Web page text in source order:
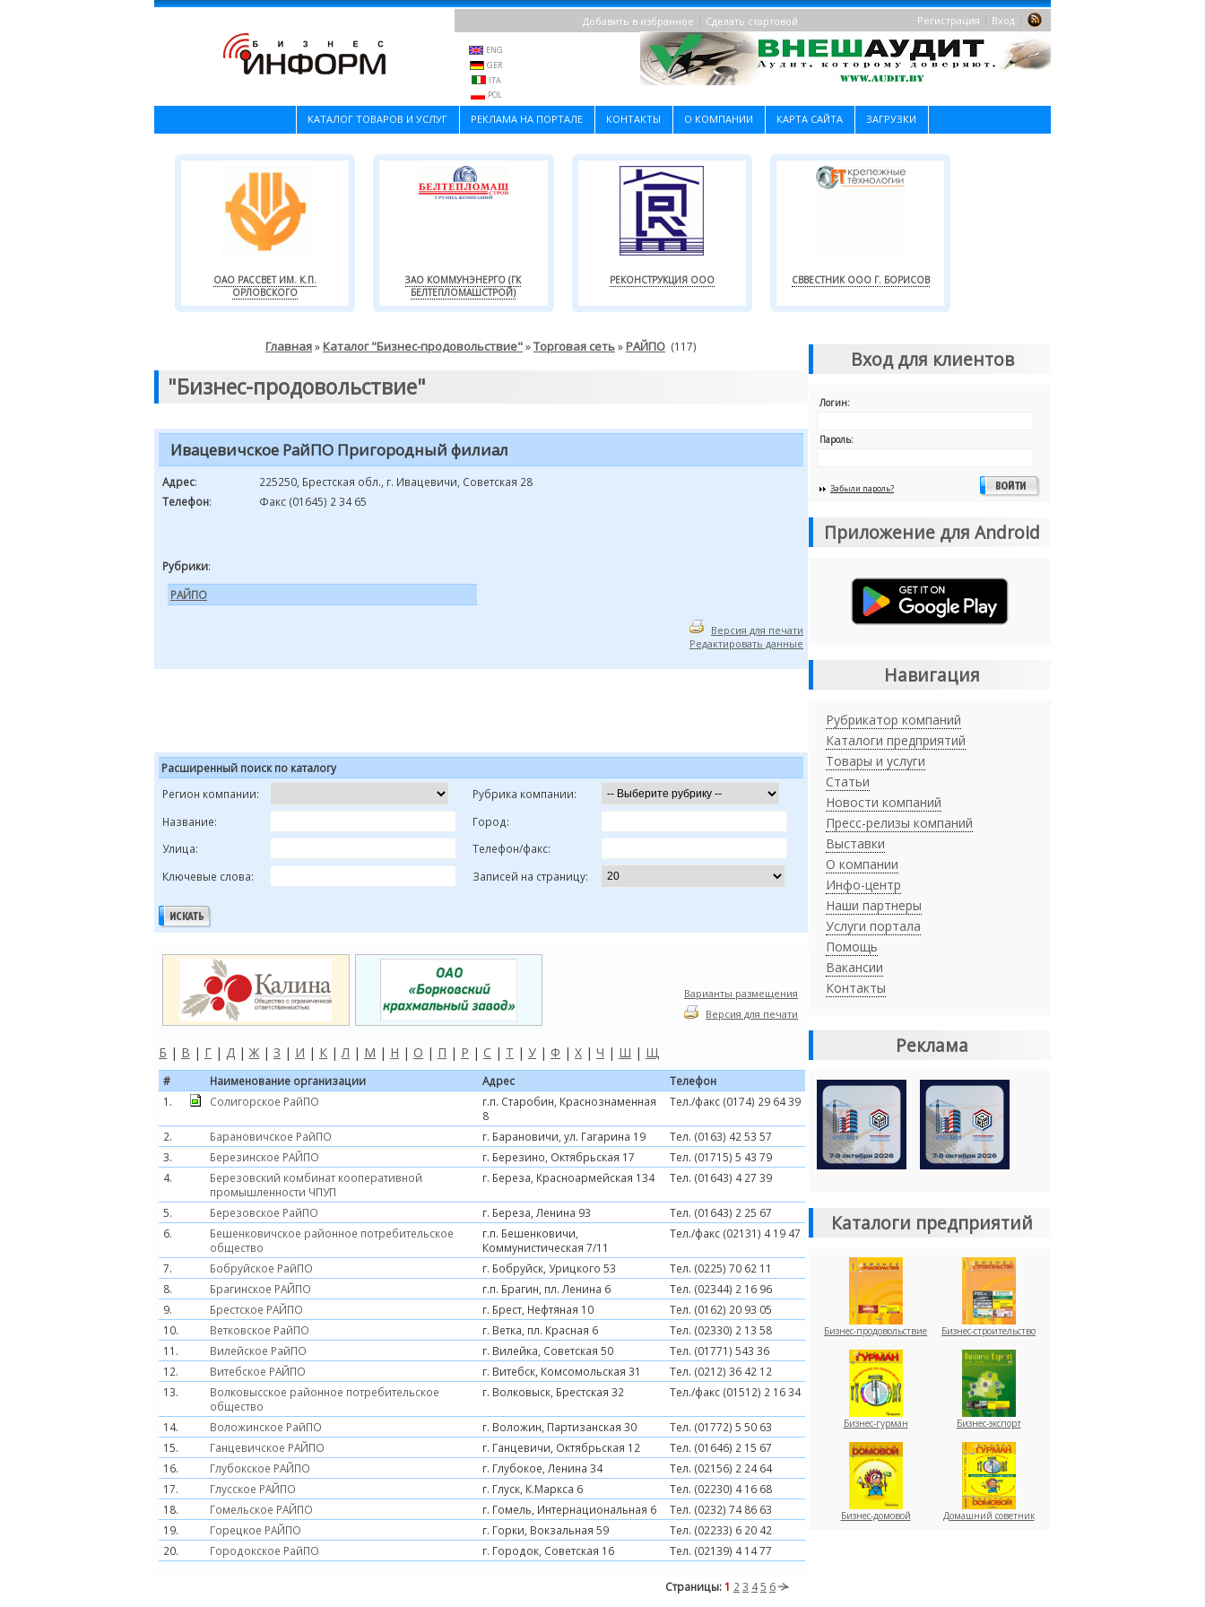
Регистрация Вход
Добавить в избранное Сделать стартовой
ENG
GER
ITA
POL
КАТАЛОГ ТОВАРОВ И УСЛУГ РЕКЛАМА НА ПОРТАЛЕ КОНТАКТЫ О КОМПАНИИ КАРТА САЙТА ЗАГРУЗКИ
ОАО РАССВЕТ ИМ. К.П.
ОРЛОВСКОГО
ЗАО КОММУНЭНЕРГО (ГК
БЕЛТЕПЛОМАШСТРОЙ)
РЕКОНСТРУКЦИЯ ООО СВВЕСТНИК ООО Г. БОРИСОВ
Главная» Каталог "Бизнес-продовольствие"»Торговая сеть» РАЙПО (117)
"Бизнес-продовольствие"
Ивацевичское РайПО Пригородный филиал
Адрес:
225250, Брестская обл., г. Ивацевичи, Советская 28
Телефон: Факс (01645) 2 34 65
Рубрики:
РАЙПО
Версия для печати
Редактировать данные
Расширенный поиск по каталогу
Регион компании:
Рубрика компании:
Название:
Город:
Улица:
Телефон/факс:
Ключевые слова:
Записей на страницу:
Варианты размещения
Версия для печати
Б | В | Г | Д | Ж | З | И | К |Л | М | Н | О | П | Р | С | Т | У | Ф | Х | Ч | Ш | Щ
# Наименование организации Адрес
Телефон
1.
Солигорское РайПО
г.п. Старобин, Краснознаменная
8
Тел./факс (0174) 29 64 39
2. Барановичское РайПО г. Барановичи, ул. Гагарина 19
Тел. (0163) 42 53 57
3.
Березинское РАЙПО г. Березино, Октябрьская 17
Тел. (01715) 5 43 79
4.
Березовский комбинат кооперативной
промышленности ЧПУП
г. Береза, Красноармейская 134 Тел. (01643) 4 27 39
5. Березовское РайПО г. Береза, Ленина 93
Тел. (01643) 2 25 67
6.
Бешенковичское районное потребительское
общество
г.п. Бешенковичи,
Коммунистическая 7/11
Тел./факс (02131) 4 19 47
7. Бобруйское РайПО г. Бобруйск, Урицкого 53
Тел. (0225) 70 62 11
8.
Брагинское РАЙПО г.п. Брагин, пл. Ленина 6
Тел. (02344) 2 16 96
9.
Брестское РАЙПО г. Брест, Нефтяная 10
Тел. (0162) 20 93 05
10.
Ветковское РайПО г. Ветка, пл. Красная 6
Тел. (02330) 2 13 58
11.
Вилейское РайПО г. Вилейка, Советская 50
Тел. (01771) 543 36
12.
Витебское РАЙПО г. Витебск, Комсомольская 31
Тел. (0212) 36 42 12
13.
Волковысское районное потребительское
общество
г. Волковыск, Брестская 32 Тел./факс (01512) 2 16 34
14. Воложинское РайПО г. Воложин, Партизанская 30
Тел. (01772) 5 50 63
15.
Ганцевичское РАЙПО г. Ганцевичи, Октябрьская 12
Тел. (01646) 2 15 67
16.
Глубокское РАЙПО г. Глубокое, Ленина 34
Тел. (02156) 2 24 64
17.
Глусское РАЙПО г. Глуск, К.Маркса 6
Тел. (02230) 4 16 68
18.
Гомельское РАЙПО г. Гомель, Интернациональная 6
Тел. (0232) 74 86 63
19.
Горецкое РАЙПО г. Горки, Вокзальная 59
Тел. (02233) 6 20 42
20.
Городокское РайПО г. Городок, Советская 16 Тел. (02139) 4 14 77
Страницы: 1 2 3 45 6
Вход для клиентов
Логин:
Пароль:
Забыли пароль?
Приложение для Android
Навигация
Рубрикатор компаний
Каталоги предприятий
Товары и услуги
Статьи
Новости компаний
Пресс-релизы компаний
Выставки
О компании
Инфо-центр
Наши партнеры
Услуги портала
Помощь
Вакансии
Контакты
Реклама
Каталоги предприятий
Бизнес-продовольствие Бизнес-строительство
Бизнес-гурман Бизнес-экспорт
Бизнес-домовой Домашний советник